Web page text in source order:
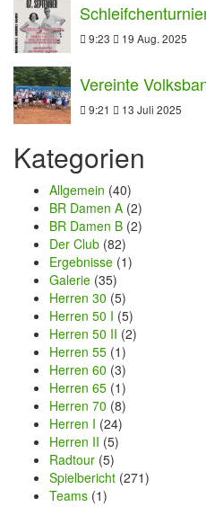
9:23 19 Aug. 2025
Vereinte
9:21 13 Juli 2025
Kategorien
Allgemein (40)
BR Damen A (2)
BR Damen B (2)
Der Club (82)
Ergebnisse (1)
Galerie (35)
Herren 30 (5)
Herren 50 I (5)
Herren 50 II (2)
Herren 55 (1)
Herren 60 (3)
Herren 65 (1)
Herren 70 (8)
Herren I (24)
Herren II (5)
Radtour (5)
Spielbericht (271)
Teams (1)